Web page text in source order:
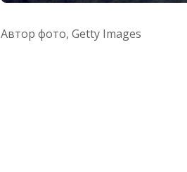
Автор фото, Getty Images